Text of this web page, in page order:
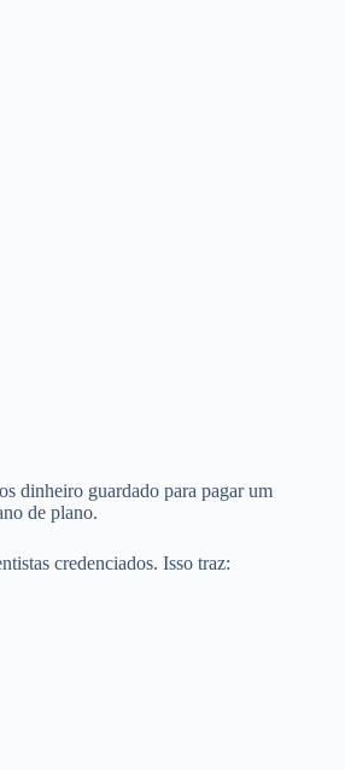
dinheiro guardado para pagar um
de plano.
credenciados. Isso traz: